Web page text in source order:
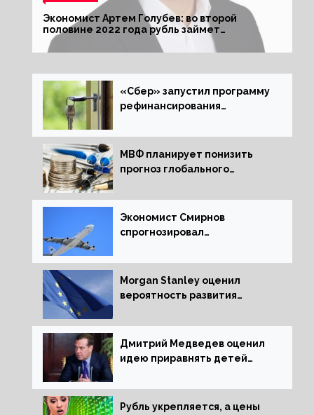
Экономист Артем Голубев: во второй
половине 2022 года рубль займет
комфортный курс
«Сбер» запустил программу
рефинансирования
МВФ планирует понизить
прогноз глобального
следующем отчете
Экономист Смирнов
спрогнозировал
России
Morgan Stanley оценил
вероятность развития
Дмитрий Медведев оценил
идею приравнять детей
Рубль укрепляется, а цены